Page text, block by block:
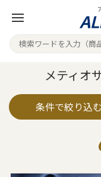
メティオ
条件で絞り込む